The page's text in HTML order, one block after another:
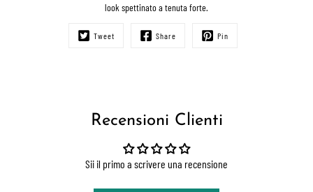
look spettinato a tenuta forte.
Tweet Share Pin
Recensioni Clienti
Sii il primo a scrivere una recensione